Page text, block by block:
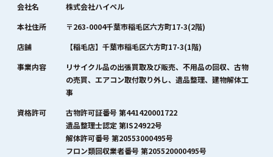
会社名
株式会社ハイペル
本社住所
〒263-0004千葉市稲毛区六方町17-3(2階)
店舗
【稲毛店】千葉市稲毛区六方町17-3(1階)
事業内容
リサイクル品の出張買取及び販売、不用品の回収、古物
の売買、エアコン取付取り外し、遺品整理、建物解体工
事
資格許可
古物許可証番号 第441420001722
遺品整理士認定 第IS24922号
解体許可番号 第20553000495号
フロン類回収業者番号 第205520000495号